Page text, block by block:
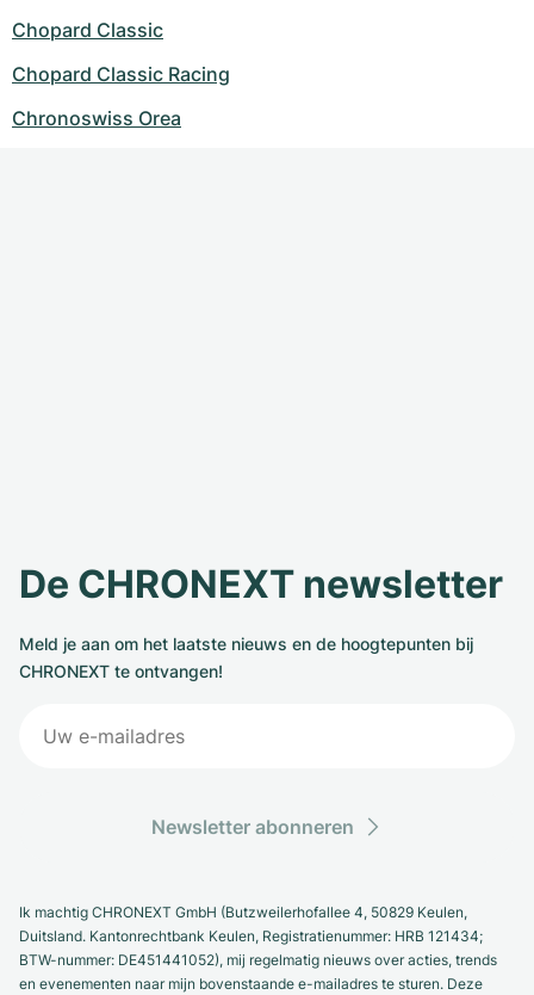
Chopard Classic
Chopard Classic Racing
Chronoswiss Orea
De CHRONEXT newsletter
Meld je aan om het laatste nieuws en de hoogtepunten bij
CHRONEXT te ontvangen!
Newsletter abonneren
Ik machtig CHRONEXT GmbH (Butzweilerhofallee 4, 50829 Keulen,
Duitsland. Kantonrechtbank Keulen, Registratienummer: HRB 121434;
BTW-nummer: DE451441052), mij regelmatig nieuws over acties, trends
en evenementen naar mijn bovenstaande e-mailadres te sturen. Deze